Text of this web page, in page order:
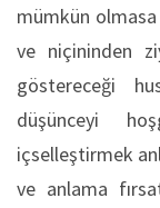
mümkün olmasa
ve niçininden
göstereceği
düşünceyi
içselleştirmek
ve anlama